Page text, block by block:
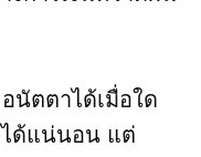
นัตตาได้เมื่อใด
ด้แน่นอน แต่